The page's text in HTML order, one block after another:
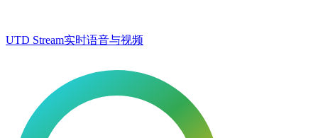
UTD Stream实时语音与视频